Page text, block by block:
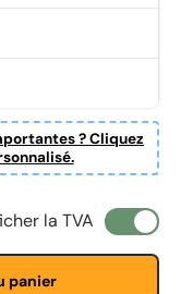
? Cliquez
la TVA
panier